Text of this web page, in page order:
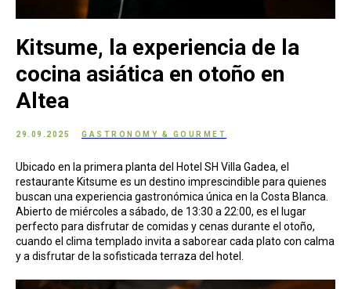
Kitsume, la experiencia de la
cocina asiática en otoño en
Altea
29.09.2025 GASTRONOMY & GOURMET
Ubicado en la primera planta del Hotel SH Villa Gadea, el
restaurante Kitsume es un destino imprescindible para quienes
buscan una experiencia gastronómica única en la Costa Blanca.
Abierto de miércoles a sábado, de 13:30 a 22:00, es el lugar
perfecto para disfrutar de comidas y cenas durante el otoño,
cuando el clima templado invita a saborear cada plato con calma
y a disfrutar de la sofisticada terraza del hotel.